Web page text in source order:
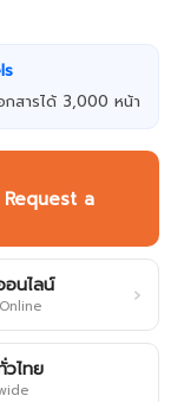
สารได้ 3,000 หน้า
a
นไลน์ ›
ไทย